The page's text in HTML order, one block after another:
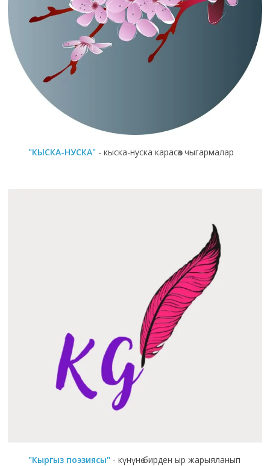
"КЫСКА-НУСКА" - кыска-нуска карасөз чыгармалар
"Кыргыз поэзиясы" - күнүнө бирден ыр жарыяланып